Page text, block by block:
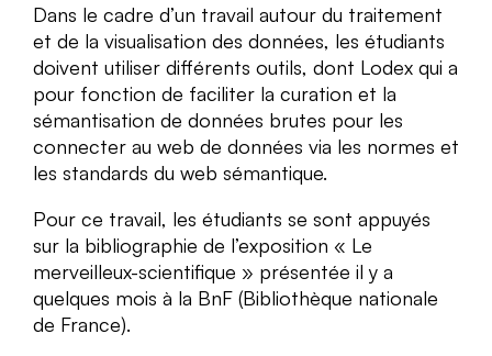
Dans le cadre d’un travail autour du traitement
et de la visualisation des données, les étudiants
doivent utiliser différents outils, dont Lodex qui a
pour fonction de faciliter la curation et la
sémantisation de données brutes pour les
connecter au web de données via les normes et
les standards du web sémantique.
Pour ce travail, les étudiants se sont appuyés
sur la bibliographie de l’exposition « Le
merveilleux-scientifique » présentée il y a
quelques mois à la BnF (Bibliothèque nationale
de France).